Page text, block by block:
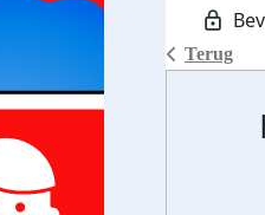
Terug